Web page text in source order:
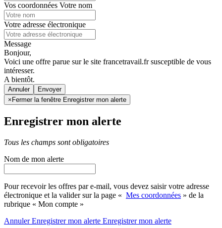
Vos coordonnées Votre nom
Votre adresse électronique
Message
Bonjour,
Voici une offre parue sur le site francetravail.fr susceptible de vous
intéresser.
A bientôt.
Annuler
× Fermer la fenêtre Enregistrer mon alerte
Enregistrer mon alerte
Tous les champs sont obligatoires
Nom de mon alerte
Pour recevoir les offres par e-mail, vous devez saisir votre adresse
électronique et la valider sur la page « Mes coordonnées » de la
rubrique « Mon compte »
AnnulerEnregistrer mon alerte Enregistrermon alerte